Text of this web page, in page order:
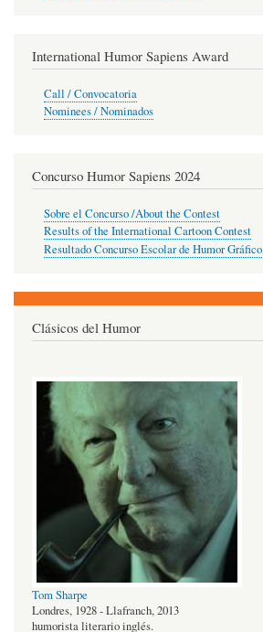
International Humor Sapiens Award
Call / Convocatoria
Nominees / Nominados
Concurso Humor Sapiens 2024
Sobre el Concurso /About the Contest
Results of the International Cartoon Contest
Resultado Concurso Escolar de Humor Gráfico
Clásicos del Humor
Tom Sharpe
Londres, 1928 - Llafranch, 2013
humorista literario inglés.